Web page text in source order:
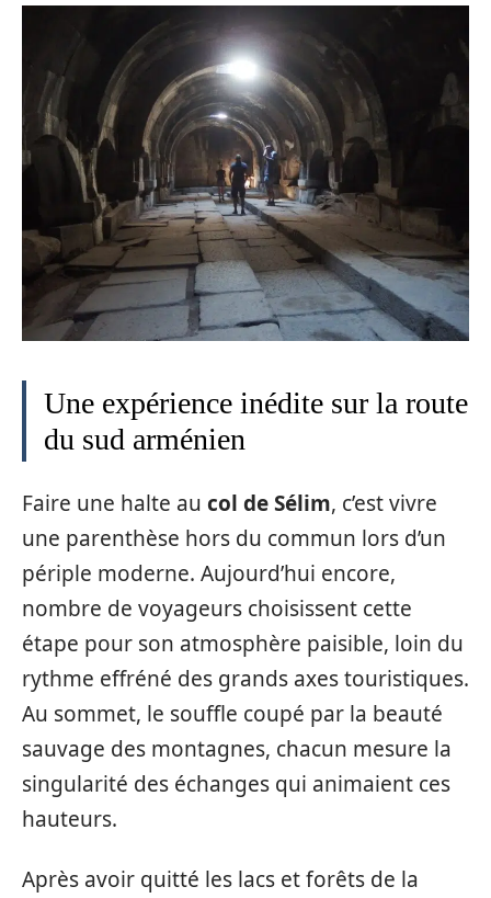
Une expérience inédite sur la route
du sud arménien
Faire une halte au col de Sélim, c’est vivre
une parenthèse hors du commun lors d’un
périple moderne. Aujourd’hui encore,
nombre de voyageurs choisissent cette
étape pour son atmosphère paisible, loin du
rythme effréné des grands axes touristiques.
Au sommet, le souffle coupé par la beauté
sauvage des montagnes, chacun mesure la
singularité des échanges qui animaient ces
hauteurs.
Après avoir quitté les lacs et forêts de la